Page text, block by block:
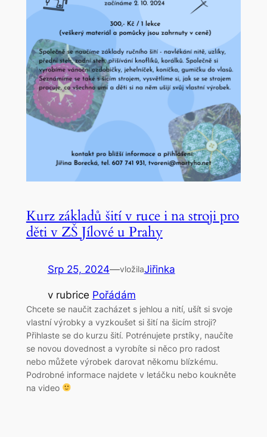
Kurz základů šití v ruce i na stroji pro
děti v ZŠ Jílové u Prahy
Srp 25, 2024—vložilaJiřinka
v rubrice Pořádám
Chcete se naučit zacházet s jehlou a nití, ušít si svoje
vlastní výrobky a vyzkoušet si šití na šicím stroji?
Přihlaste se do kurzu šití. Potrénujete prstíky, naučíte
se novou dovednost a vyrobíte si něco pro radost
nebo můžete výrobek darovat někomu blízkému.
Podrobné informace najdete v letáčku nebo koukněte
na video